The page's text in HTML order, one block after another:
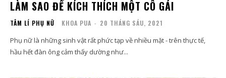
LÀM SAO ĐỂ KÍCH THÍCH MỘT CÔ GÁI
TÂM LÍ PHỤ NỮ KHOA PUA - 20 THÁNG SÁU, 2021
Phụ nữ là những sinh vật rất phức tạp về nhiều mặt - trên thực tế,
hầu hết đàn ông cảm thấy dường như...